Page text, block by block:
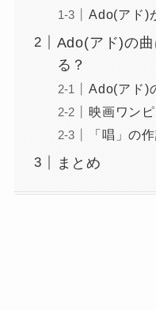
Ado(アド)
Ado(アド)の
る？
Ado(アド)
映画ワン
「唱」の
まとめ